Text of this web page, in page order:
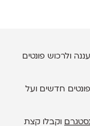
ולרכוש פונטים
חדשים ועל
וקבלו קצת